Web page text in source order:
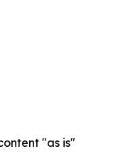
"as is"